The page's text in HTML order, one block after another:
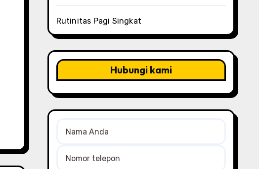
Rutinitas Pagi Singkat
Hubungi kami